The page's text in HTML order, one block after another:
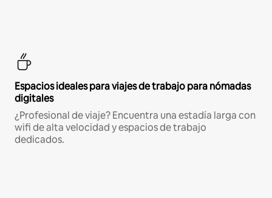
Espacios ideales para viajes de trabajo para nómadas
digitales
¿Profesional de viaje? Encuentra una estadía larga con
wifi de alta velocidad y espacios de trabajo
dedicados.